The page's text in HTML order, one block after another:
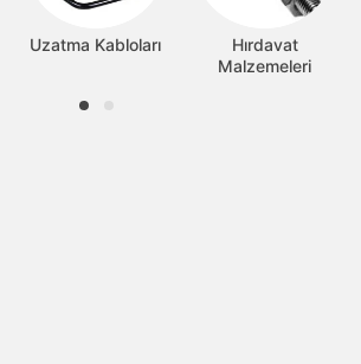
Uzatma Kabloları
Hırdavat
Malzemeleri